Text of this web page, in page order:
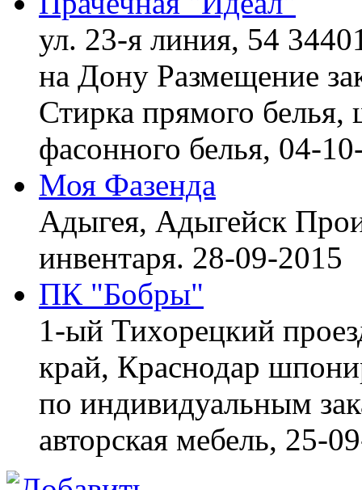
ул. 23-я линия, 54
на Дону Размещение
Стирка прямого
фасонного белья, 04-
Моя Фазенда
Адыгея, Адыгейск
инвентаря. 28-09-2015
ПК "Бобры"
1-ый Тихорецкий
край, Краснодар
по индивидуальным
авторская мебель, 25-